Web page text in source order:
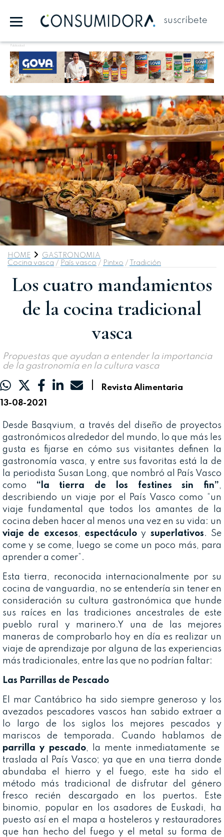
suscríbete
Publicidad
HOME
GASTRONOMIA
Cocina vasca / País vasco / Pintxo / Tradición
Los cuatro mandamientos
de la cocina tradicional
vasca
Propuestas que ayudan a entender la importancia
de la gastronomía en la cultura vasca
Revista Alimentaria
13-08-2021
Desde Basqvium, a través del diseño de proyectos
gastronómicos alrededor del mundo, lo que más les
gusta es fijarse en cómo sus visitantes definen la
gastronomía vasca, y entre sus favoritas está la de
la periodista Susan Long, que nombró al País Vasco
como “la tierra de los festines sin fin”,
describiendo un viaje por el País Vasco como “un
viaje fundamental que todos los amantes de la
cocina deben hacer al menos una vez en su vida: un
viaje de excesos, espectáculo y superlativos. Se
come y se come, luego se come un poco más, para
aprender a comer”.
Esta tierra, reconocida internacionalmente por su
cocina de vanguardia, no se entendería sin tener en
consideración su cultura gastronómica que hunde
sus raíces en las tradiciones ancestrales de este
pueblo rural y marinero.Y una de las mejores
maneras de comprobarlo hoy en día es realizar un
viaje de aprendizaje por alguna de las experiencias
más tradicionales, entre las que no podrían faltar:
Las Parrillas de Pescado
El mar Cantábrico ha sido siempre generoso y los
avezados pescadores vascos han sabido extraer a
lo largo de los siglos los mejores pescados y
mariscos de temporada. Cuando hablamos de
parrilla y pescado, la mente inmediatamente se
traslada al País Vasco; ya que en una tierra donde
abundaba el hierro y el fuego, este ha sido el
método más tradicional de disfrutar del género
fresco recién descargado en los puertos. Este
binomio, popular en los asadores de Euskadi, ha
puesto así en el mapa a hosteleros y restauradores
que han hecho del fuego y el metal su forma de